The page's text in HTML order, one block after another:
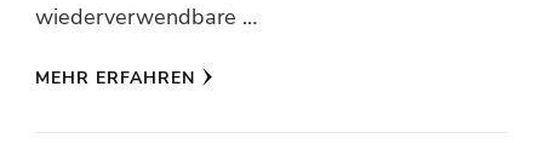
wiederverwendbare …
MEHR ERFAHREN